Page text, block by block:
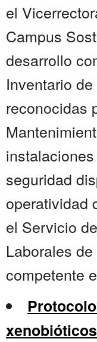
el
Campus
desarrollo
Inventario
reconocidas
seguridad
operatividad
el Servicio
Laborales
competente
xenobióticos